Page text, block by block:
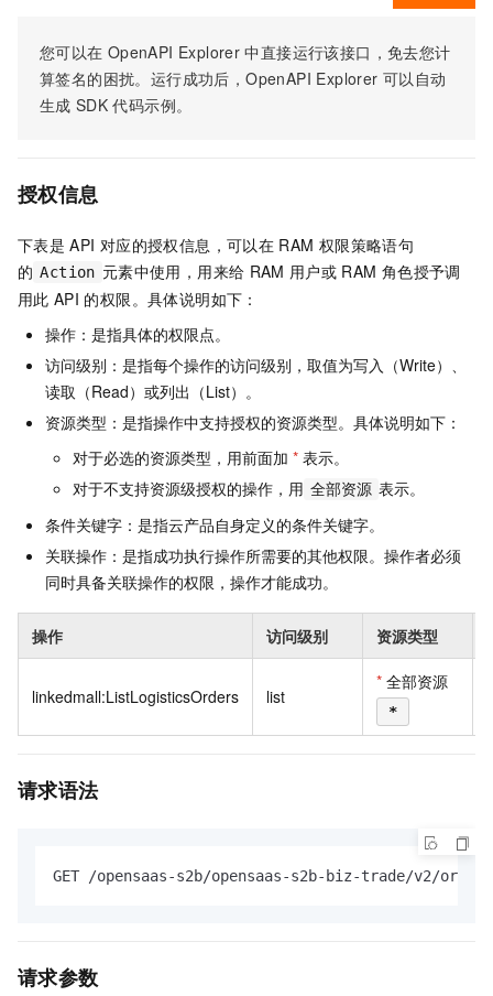
您可以在 OpenAPI Explorer 中直接运行该接口，免去您计
算签名的困扰。运行成功后，OpenAPI Explorer 可以自动
生成 SDK 代码示例。
授权信息
下表是 API 对应的授权信息，可以在 RAM 权限策略语句
的 Action 元素中使用，用来给 RAM 用户或 RAM 角色授予调
用此 API 的权限。具体说明如下：
操作：是指具体的权限点。
访问级别：是指每个操作的访问级别，取值为写入（Write）、
读取（Read）或列出（List）。
资源类型：是指操作中支持授权的资源类型。具体说明如下：
对于必选的资源类型，用前面加 * 表示。
对于不支持资源级授权的操作，用 全部资源 表示。
条件关键字：是指云产品自身定义的条件关键字。
关联操作：是指成功执行操作所需要的其他权限。操作者必须
同时具备关联操作的权限，操作才能成功。
操作 访问级别 资源类型
linkedmall:ListLogisticsOrders list
* 全部资源
*
请求语法
GET /opensaas-s2b/opensaas-s2b-biz-trade/v2/
请求参数